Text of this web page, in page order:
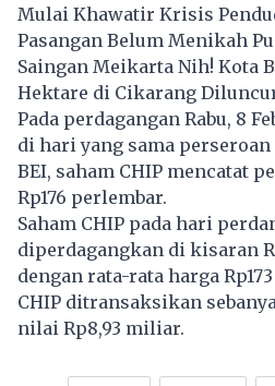
Mulai Khawatir Krisis
Pasangan Belum Menikah
Saingan Meikarta Nih! Kota
Hektare di Cikarang
Pada perdagangan Rabu, 8
di hari yang sama
BEI, saham CHIP mencatat
Rp176 perlembar.
Saham CHIP pada hari
diperdagangkan di kisaran
dengan rata-rata harga
CHIP ditransaksikan
nilai Rp8,93 miliar.